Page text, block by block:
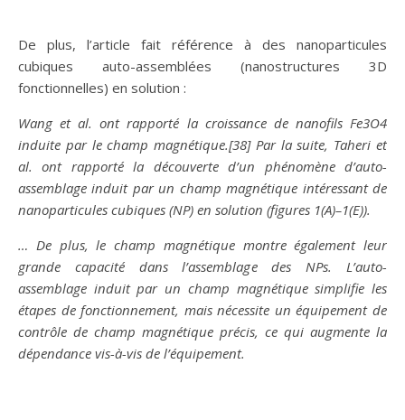
De plus, l’article fait référence à des nanoparticules
cubiques auto-assemblées (nanostructures 3D
fonctionnelles) en solution :
Wang et al. ont rapporté la croissance de nanofils Fe3O4
induite par le champ magnétique.[38] Par la suite, Taheri et
al. ont rapporté la découverte d’un phénomène d’auto-
assemblage induit par un champ magnétique intéressant de
nanoparticules cubiques (NP) en solution (figures 1(A)–1(E)).
… De plus, le champ magnétique montre également leur
grande capacité dans l’assemblage des NPs. L’auto-
assemblage induit par un champ magnétique simplifie les
étapes de fonctionnement, mais nécessite un équipement de
contrôle de champ magnétique précis, ce qui augmente la
dépendance vis-à-vis de l’équipement.